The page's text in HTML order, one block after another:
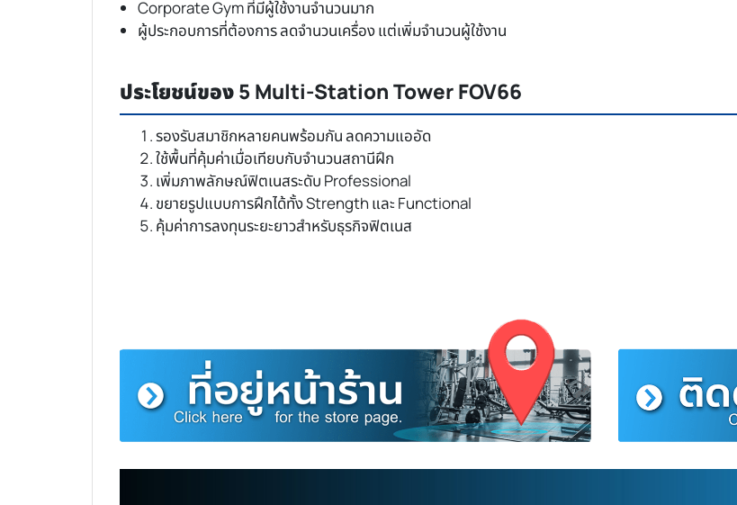
Corporate Gym ที่มีผู้ใช้งานจำนวนมาก
ผู้ประกอบการที่ต้องการ ลดจำนวนเครื่อง แต่เพิ่มจำนวนผู้ใช้งาน
ประโยชน์ของ 5 Multi-Station Tower FOV66
รองรับสมาชิกหลายคนพร้อมกัน ลดความแออัด
ใช้พื้นที่คุ้มค่าเมื่อเทียบกับจำนวนสถานีฝึก
เพิ่มภาพลักษณ์ฟิตเนสระดับ Professional
ขยายรูปแบบการฝึกได้ทั้ง Strength และ Functional
คุ้มค่าการลงทุนระยะยาวสำหรับธุรกิจฟิตเนส